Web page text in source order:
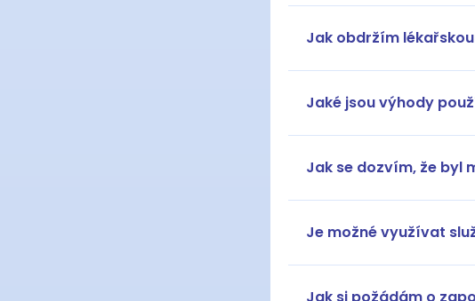
Jak obdržím
Jaké jsou výhody
Jak se dozvím, že byl
Je možné využívat